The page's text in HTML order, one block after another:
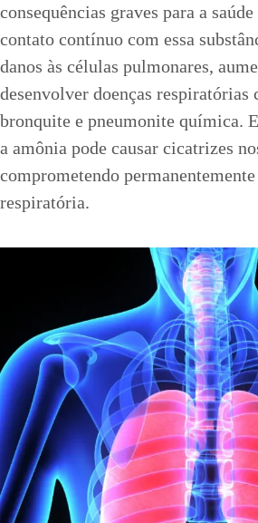
consequências graves para a
contato contínuo com essa
danos às células pulmonares,
desenvolver doenças respiratórias
bronquite e pneumonite química.
a amônia pode causar cicatrizes
comprometendo
respiratória.